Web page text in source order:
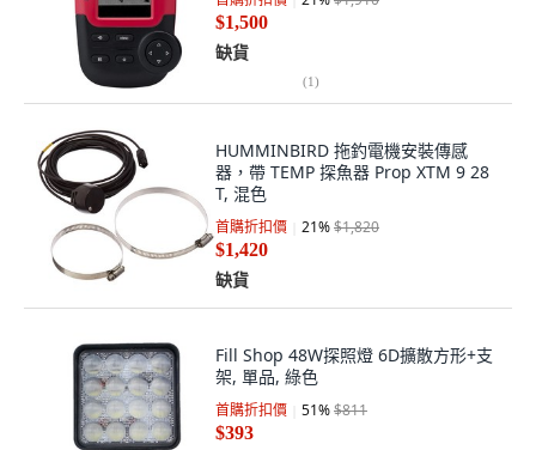
$1,500
缺貨
(1)
HUMMINBIRD 拖釣電機安裝傳感
器，帶 TEMP 探魚器 Prop XTM 9 28
T, 混色
首購折扣價 21%$1,820
$1,420
缺貨
Fill Shop 48W探照燈 6D擴散方形+支
架, 單品, 綠色
首購折扣價 51%$811
$393